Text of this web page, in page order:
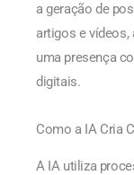
a geração de
artigos e vídeos,
uma presença
digitais.
Como a IA Cria
A IA utiliza